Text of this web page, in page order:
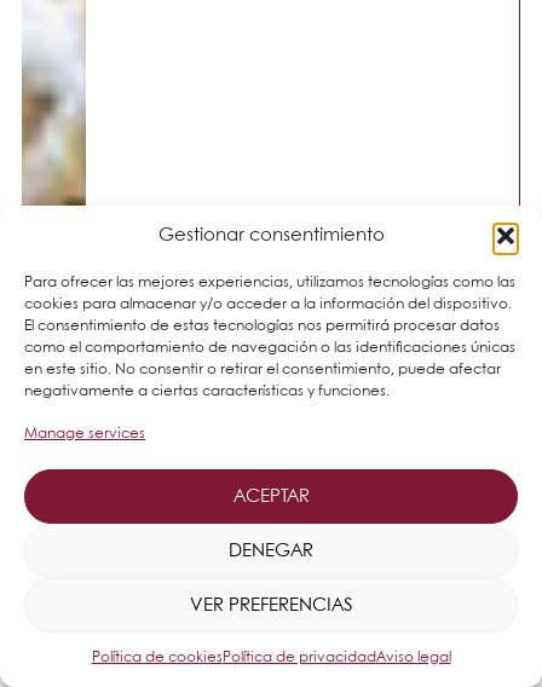
Gestionar consentimiento
Para ofrecer las mejores experiencias, utilizamos tecnologías como las
cookies para almacenar y/o acceder a la información del dispositivo.
El consentimiento de estas tecnologías nos permitirá procesar datos
como el comportamiento de navegación o las identificaciones únicas
en este sitio. No consentir o retirar el consentimiento, puede afectar
negativamente a ciertas características y funciones.
Manage services
ACEPTAR
DENEGAR
VER PREFERENCIAS
Política de cookiesPolítica de privacidadAviso legal